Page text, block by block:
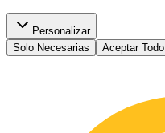
Personalizar
Solo Necesarias
Aceptar Todo